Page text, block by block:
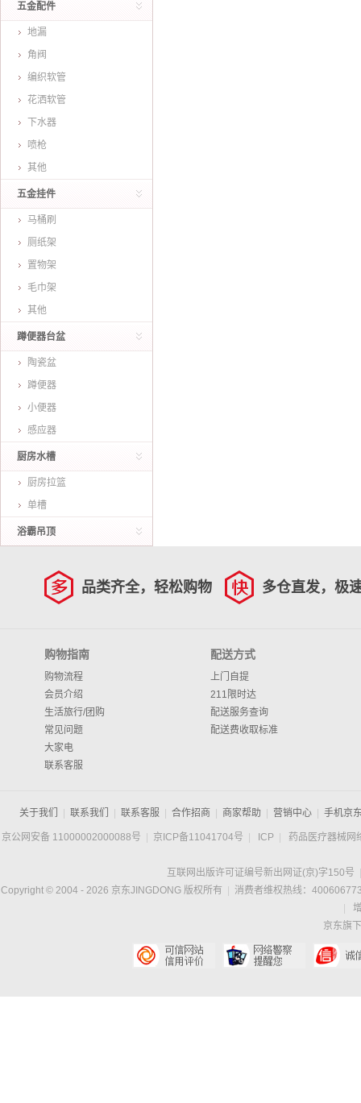
五金配件
地漏
角阀
编织软管
花洒软管
下水器
喷枪
其他
五金挂件
马桶刷
厕纸架
置物架
毛巾架
其他
蹲便器台盆
陶瓷盆
蹲便器
小便器
感应器
厨房水槽
厨房拉篮
单槽
浴霸吊顶
品类齐全，轻松购物 多仓直发，极
购物指南
购物流程
会员介绍
生活旅行/团购
常见问题
大家电
联系客服
配送方式
上门自提
211限时达
配送服务查询
配送费收取标准
关于我们 联系我们 联系客服 合作招商 商家帮助 营销中心 手机京
京公网安备 11000002000088号 京ICP备11041704号 ICP 药品医疗器械网
互联网出版许可证编号新出网证(京)字150号
Copyright © 2004 - 2026 京东JINGDONG 版权所有
消费者维权热线：
京东旗